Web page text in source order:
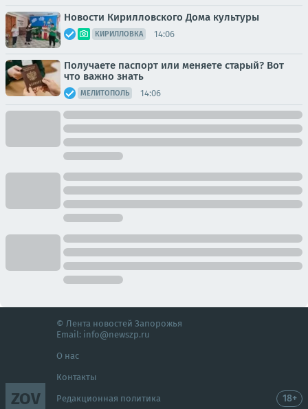
Новости Кирилловского Дома культуры
КИРИЛЛОВКА 14:06
Получаете паспорт или меняете старый? Вот
что важно знать
МЕЛИТОПОЛЬ 14:06
ZOV
© Лента новостей Запорожья
Email: info@newszp.ru
О нас
Контакты
Редакционная политика 18+